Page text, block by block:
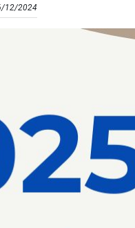
12/2024